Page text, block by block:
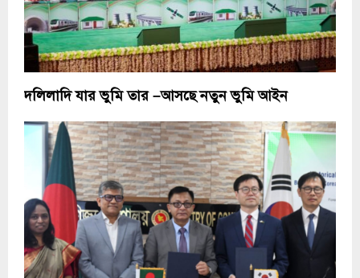
দলিলাদি যার ভুমি তার –আসছে নতুন ভুমি আইন